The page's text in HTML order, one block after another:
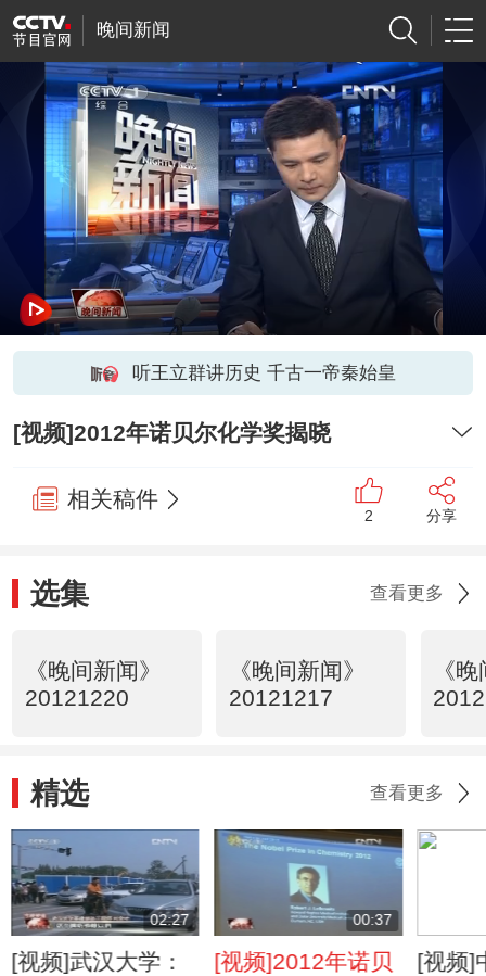
晚间新闻
听王立群讲历史 千古一帝秦始皇
[视频]2012年诺贝尔化学奖揭晓
相关稿件
2 分享
选集 查看更多
《晚间新闻》
20121220
《晚间新闻》
20121217
《
精选 查看更多
02:27
[视频]武汉大学：
00:37
[视频]2012年诺贝
[视频]